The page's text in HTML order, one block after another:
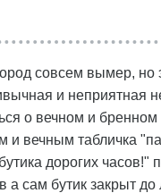
совсем вымер, но
и неприятная
о вечном и бренном
и вечным табличка
дорогих часов!"
а сам бутик закрыт